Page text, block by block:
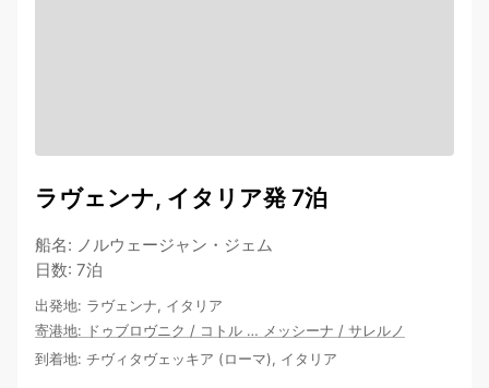
ラヴェンナ, イタリア発 7泊
船名: ノルウェージャン・ジェム
日数: 7泊
出発地: ラヴェンナ, イタリア
寄港地: ドゥブロヴニク / コトル … メッシーナ / サレルノ
到着地: チヴィタヴェッキア (ローマ), イタリア